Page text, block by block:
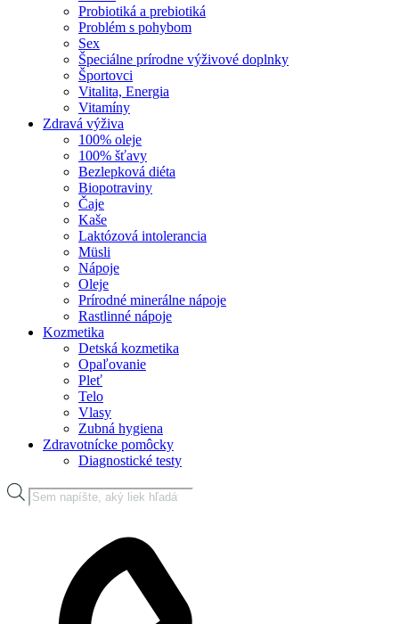
Probiotiká a prebiotiká
Problém s pohybom
Sex
Špeciálne prírodne výživové doplnky
Športovci
Vitalita, Energia
Vitamíny
Zdravá výživa
100% oleje
100% šťavy
Bezlepková diéta
Biopotraviny
Čaje
Kaše
Laktózová intolerancia
Müsli
Nápoje
Oleje
Prírodné minerálne nápoje
Rastlinné nápoje
Kozmetika
Detská kozmetika
Opaľovanie
Pleť
Telo
Vlasy
Zubná hygiena
Zdravotnícke pomôcky
Diagnostické testy
Products
search